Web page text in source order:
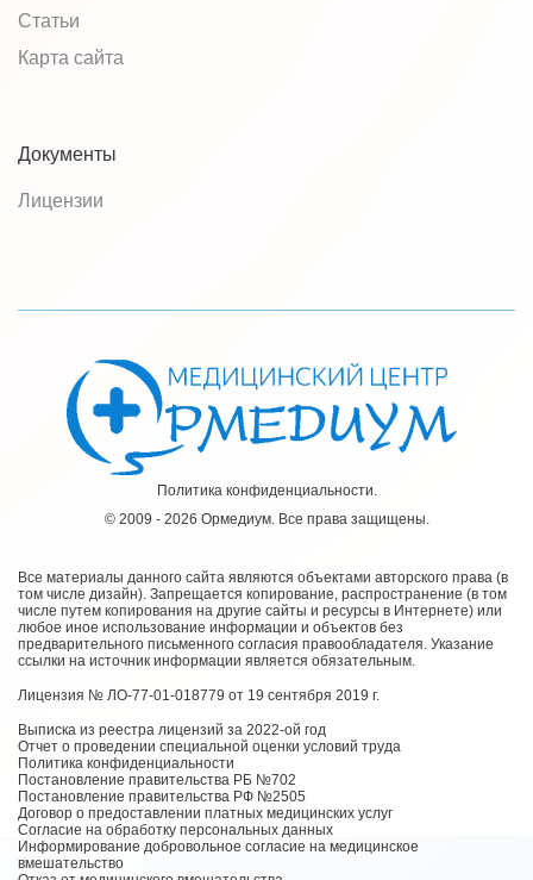
Статьи
Карта сайта
Документы
Лицензии
Политика конфиденциальности.
© 2009 - 2026 Ормедиум. Все права защищены.
Все материалы данного сайта являются объектами авторского права (в
том числе дизайн). Запрещается копирование, распространение (в том
числе путем копирования на другие сайты и ресурсы в Интернете) или
любое иное использование информации и объектов без
предварительного письменного согласия правообладателя. Указание
ссылки на источник информации является обязательным.
Лицензия № ЛО-77-01-018779 от 19 сентября 2019 г.
Выписка из реестра лицензий за 2022-ой год
Отчет о проведении специальной оценки условий труда
Политика конфиденциальности
Постановление правительства РБ №702
Постановление правительства РФ №2505
Договор о предоставлении платных медицинских услуг
Согласие на обработку персональных данных
Информирование добровольное согласие на медицинское
вмешательство